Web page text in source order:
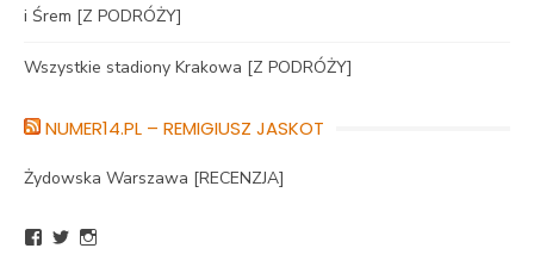
i Śrem [Z PODRÓŻY]
Wszystkie stadiony Krakowa [Z PODRÓŻY]
NUMER14.PL – REMIGIUSZ JASKOT
Żydowska Warszawa [RECENZJA]
ZobaczZobacz